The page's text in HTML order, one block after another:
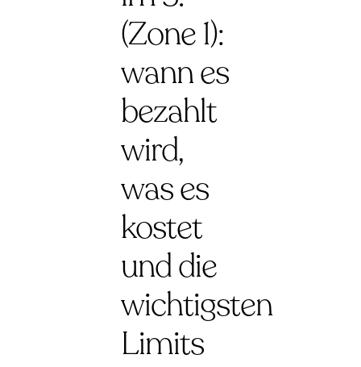
(Zone 1):
wann es
bezahlt
wird,
was es
kostet
und die
wichtigsten
Limits